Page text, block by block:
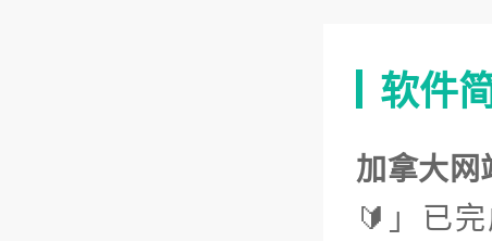
软件
加拿大
🔰」已